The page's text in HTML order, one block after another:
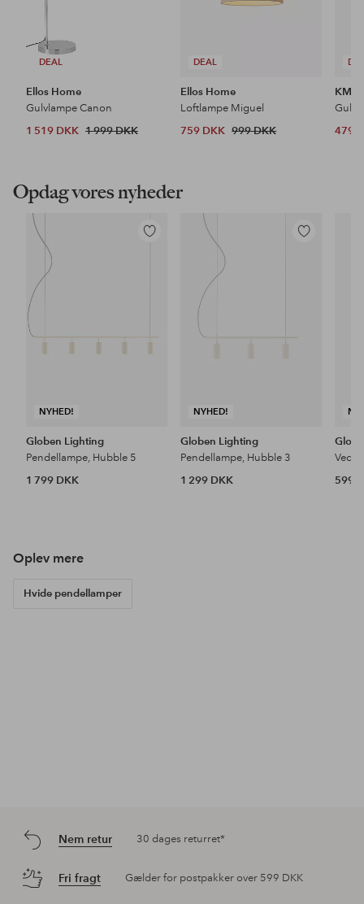
DEAL
Ellos Home
Gulvlampe Canon
1 519 DKK 1 999 DKK
DEAL
Ellos Home
Loftlampe Miguel
759 DKK 999 DKK
KM
479
Opdag vores nyheder
NYHED!
Tilføj
Globen Lighting
Pendellampe, Hubble 5
1 799 DKK
NYHED!
Tilføj
Globen Lighting
Pendellampe, Hubble 3
1 299 DKK
599
Oplev mere
Hvide pendellamper
Nem retur 30 dages returret*
Fri fragt Gælder for postpakker over 599 DKK